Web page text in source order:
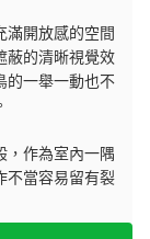
滿開放感的空間
蔽的清晰視覺效
的一舉一動也不
，作為室內一隅
不當容易留有裂